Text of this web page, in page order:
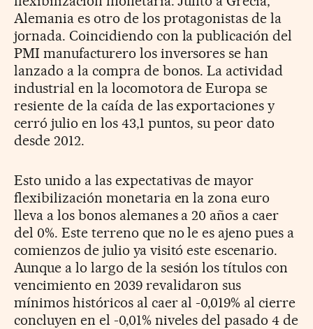
Alemania es otro de los protagonistas de la
jornada. Coincidiendo con la publicación del
PMI manufacturero los inversores se han
lanzado a la compra de bonos. La actividad
industrial en la locomotora de Europa se
resiente de la caída de las exportaciones y
cerró julio en los 43,1 puntos, su peor dato
desde 2012.
Esto unido a las expectativas de mayor
flexibilización monetaria en la zona euro
lleva a los bonos alemanes a 20 años a caer
del 0%. Este terreno que no le es ajeno pues a
comienzos de julio ya visitó este escenario.
Aunque a lo largo de la sesión los títulos con
vencimiento en 2039 revalidaron sus
mínimos históricos al caer al -0,019% al cierre
concluyen en el -0,01% niveles del pasado 4 de